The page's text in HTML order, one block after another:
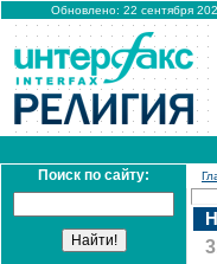
Обновлено: 22 сентября
Поиск по сайту: